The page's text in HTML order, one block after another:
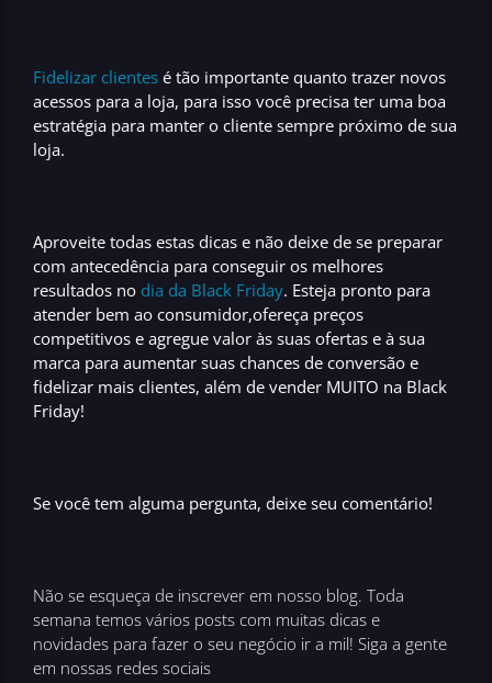
Fidelizar clientes é tão importante quanto trazer novos
acessos para a loja, para isso você precisa ter uma boa
estratégia para manter o cliente sempre próximo de sua
loja.
Aproveite todas estas dicas e não deixe de se preparar
com antecedência para conseguir os melhores
resultados no dia da Black Friday. Esteja pronto para
atender bem ao consumidor,ofereça preços
competitivos e agregue valor às suas ofertas e à sua
marca para aumentar suas chances de conversão e
fidelizar mais clientes, além de vender MUITO na Black
Friday!
Se você tem alguma pergunta, deixe seu comentário!
Não se esqueça de inscrever em nosso blog. Toda
semana temos vários posts com muitas dicas e
novidades para fazer o seu negócio ir a mil! Siga a gente
em nossas redes sociais